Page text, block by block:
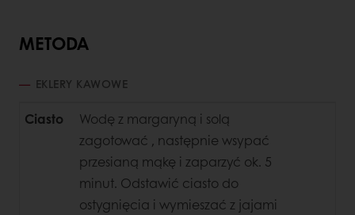
METODA
EKLERY KAWOWE
Ciasto
Wodę z margaryną i solą
zagotować , następnie wsypać
przesianą mąkę i zaparzyć ok. 5
minut. Odstawić ciasto do
ostygnięcia i wymieszać z jajami